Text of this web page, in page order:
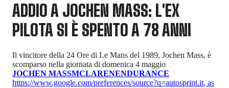
ADDIO A JOCHEN MASS: L'EX
PILOTA SI È SPENTO A 78 ANNI
Il vincitore della 24 Ore di Le Mans del 1989, Jochen Mass, è
scomparso nella giornata di domenica 4 maggio
JOCHEN MASSMCLARENENDURANCE
https://www.google.com/preferences/source?q=autosprint.it, as